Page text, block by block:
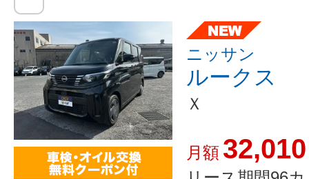
ニッサン
ルークス
Ｘ
月額 32,010